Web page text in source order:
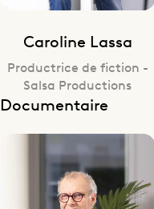
Caroline Lassa
Productrice de fiction -
Salsa Productions
Documentaire